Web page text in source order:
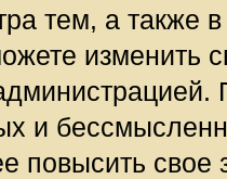
тем, а также
изменить
и
повысить